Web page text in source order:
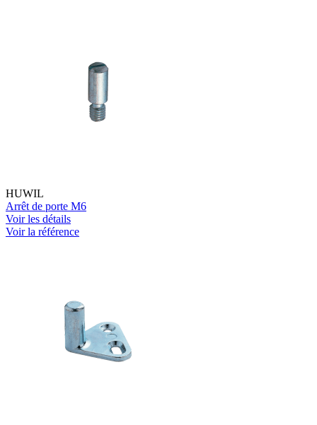
HUWIL
Arrêt de porte M6
Voir les détails
Voir la référence